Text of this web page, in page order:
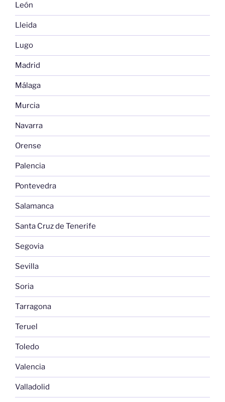
León
Lleida
Lugo
Madrid
Málaga
Murcia
Navarra
Orense
Palencia
Pontevedra
Salamanca
Santa Cruz de Tenerife
Segovia
Sevilla
Soria
Tarragona
Teruel
Toledo
Valencia
Valladolid